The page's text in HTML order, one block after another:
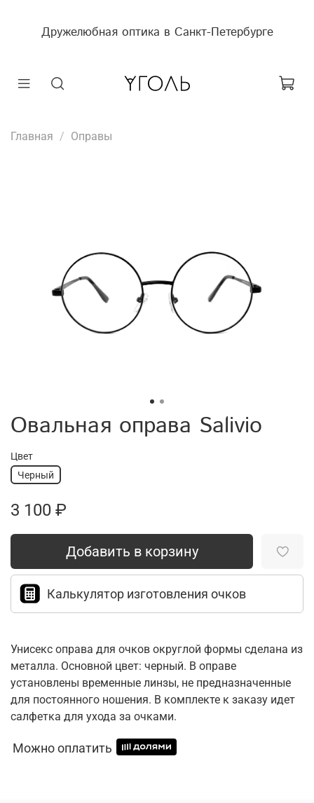
Дружелюбная оптика в Санкт-Петербурге
Главная Оправы
Овальная оправа Salivio
Цвет
Черный
3 100 ₽
Добавить в корзину
Калькулятор изготовления очков
Унисекс оправа для очков округлой формы сделана из
металла. Основной цвет: черный. В оправе
установлены временные линзы, не предназначенные
для постоянного ношения. В комплекте к заказу идет
салфетка для ухода за очками.
Можно оплатить